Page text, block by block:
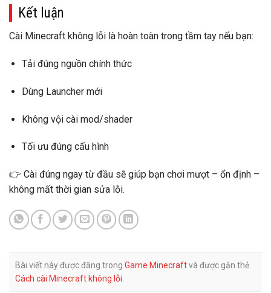
Kết luận
Cài Minecraft không lỗi là hoàn toàn trong tầm tay nếu bạn:
Tải đúng nguồn chính thức
Dùng Launcher mới
Không vội cài mod/shader
Tối ưu đúng cấu hình
👉 Cài đúng ngay từ đầu sẽ giúp bạn chơi mượt – ổn định –
không mất thời gian sửa lỗi.
Bài viết này được đăng trong Game Minecraftvà được gắn thẻ
Cách cài Minecraft không lỗi.